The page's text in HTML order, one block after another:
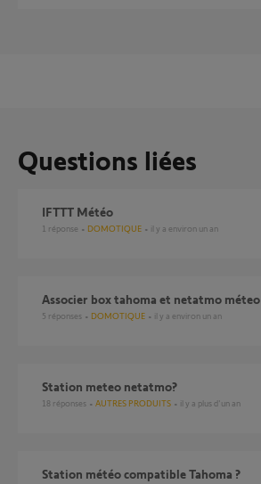
Questions liées
IFTTT Météo
1 réponse DOMOTIQUE il y a environ un an
Associer box tahoma et netatmo méteo
5 réponses DOMOTIQUE il y a environ un an
station meteo netatmo?
18 réponses AUTRES PRODUITS il y a plus d'un an
Station météo compatible Tahoma ?